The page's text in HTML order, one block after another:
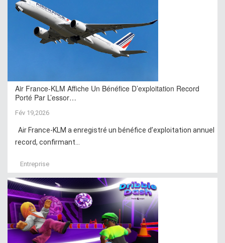
Air France-KLM Affiche Un Bénéfice D’exploitation Record
Porté Par L’essor…
Fév 19,2026
Air France-KLM a enregistré un bénéfice d’exploitation annuel
record, confirmant...
Entreprise